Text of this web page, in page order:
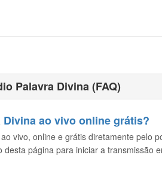
Palavra Divina (FAQ)
ao vivo online grátis?
vivo, online e grátis diretamente pelo
página para iniciar a transmissão